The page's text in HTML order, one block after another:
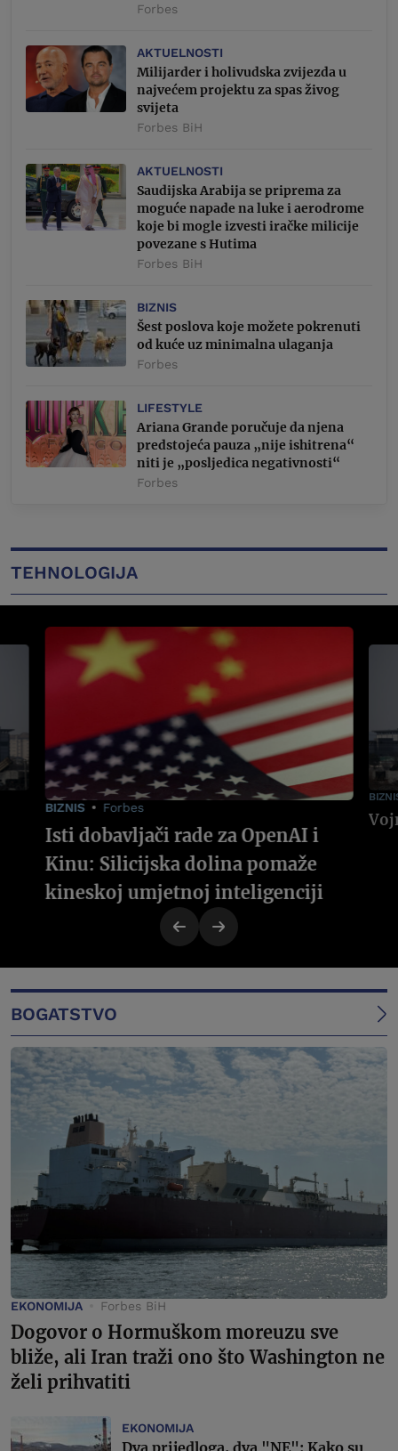
Forbes
AKTUELNOSTI
Milijarder i holivudska zvijezda u
najvećem projektu za spas živog
svijeta
Forbes BiH
AKTUELNOSTI
Saudijska Arabija se priprema za
moguće napade na luke i aerodrome
koje bi mogle izvesti iračke milicije
povezane s Hutima
Forbes BiH
BIZNIS
Šest poslova koje možete pokrenuti
od kuće uz minimalna ulaganja
Forbes
LIFESTYLE
Ariana Grande poručuje da njena
predstojeća pauza „nije ishitrena“
niti je „posljedica negativnosti“
Forbes
TEHNOLOGIJA
BIZNIS Forbes
Isti dobavljači rade za OpenAI i
Kinu: Silicijska dolina pomaže
kineskoj umjetnoj inteligenciji
BOGATSTVO
EKONOMIJA Forbes BiH
Dogovor o Hormuškom moreuzu sve
bliže, ali Iran traži ono što Washington ne
želi prihvatiti
EKONOMIJA
Dva prijedloga, dva "NE": Kako su